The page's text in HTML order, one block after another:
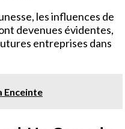
les influences de
devenues évidentes,
entreprises dans
Enceinte